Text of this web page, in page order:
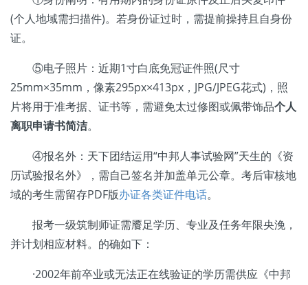
(个人地域需扫描件)。若身份证过时，需提前操持且自身份
证。
⑤电子照片：近期1寸白底免冠证件照(尺寸
25mm×35mm，像素295px×413px，JPG/JPEG花式)，照
片将用于准考据、证书等，需避免太过修图或佩带饰品个人
离职申请书简洁。
④报名外：天下团结运用“中邦人事试验网”天生的《资
历试验报名外》，需自己签名并加盖单元公章。考后审核地
域的考生需留存PDF版办证各类证件电话。
报考一级筑制师证需餍足学历、专业及任务年限央浼，
并计划相应材料。的确如下：
·2002年前卒业或无法正在线验证的学历需供应《中邦